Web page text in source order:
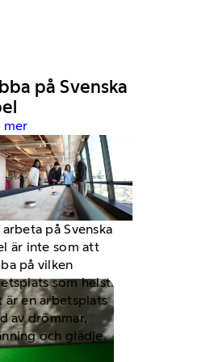
på Svenska
mer
på Svenska
är inte som att
på vilken
som helst.
är en arbetsplats
av drömmar,
och glädje.